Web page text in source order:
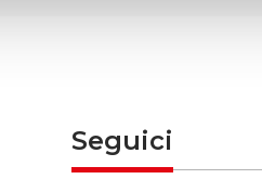
or
Seguici